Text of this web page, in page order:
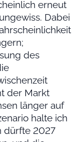
erneut
Dabei
des
der Markt
länger auf
halte ich
dürfte 2027